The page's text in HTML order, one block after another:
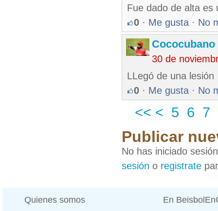
Fue dado de alta es
0 · Me gusta · No
Cococubano
30 de
LLegó de una lesión
0 · Me gusta · No
<< < 5 6 7
Publicar
No has iniciado
sesión o registrate
Quienes somos En